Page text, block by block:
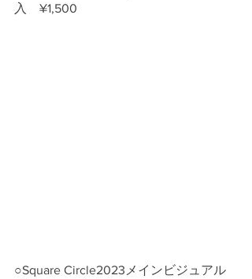
入　¥1,500
○Square Circle2023メインビジュアル